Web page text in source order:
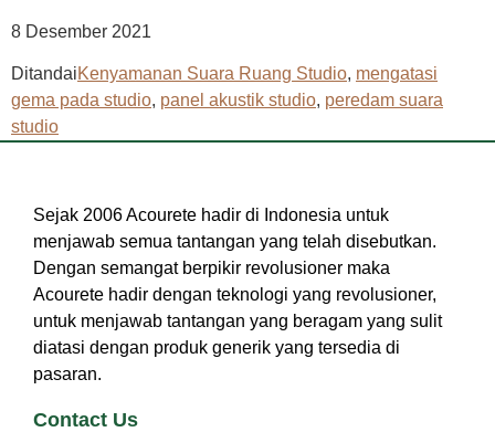
8 Desember 2021
DitandaiKenyamanan Suara Ruang Studio, mengatasi
gema pada studio, panel akustik studio, peredam suara
studio
Sejak 2006 Acourete hadir di Indonesia untuk
menjawab semua tantangan yang telah disebutkan.
Dengan semangat berpikir revolusioner maka
Acourete hadir dengan teknologi yang revolusioner,
untuk menjawab tantangan yang beragam yang sulit
diatasi dengan produk generik yang tersedia di
pasaran.
Contact Us